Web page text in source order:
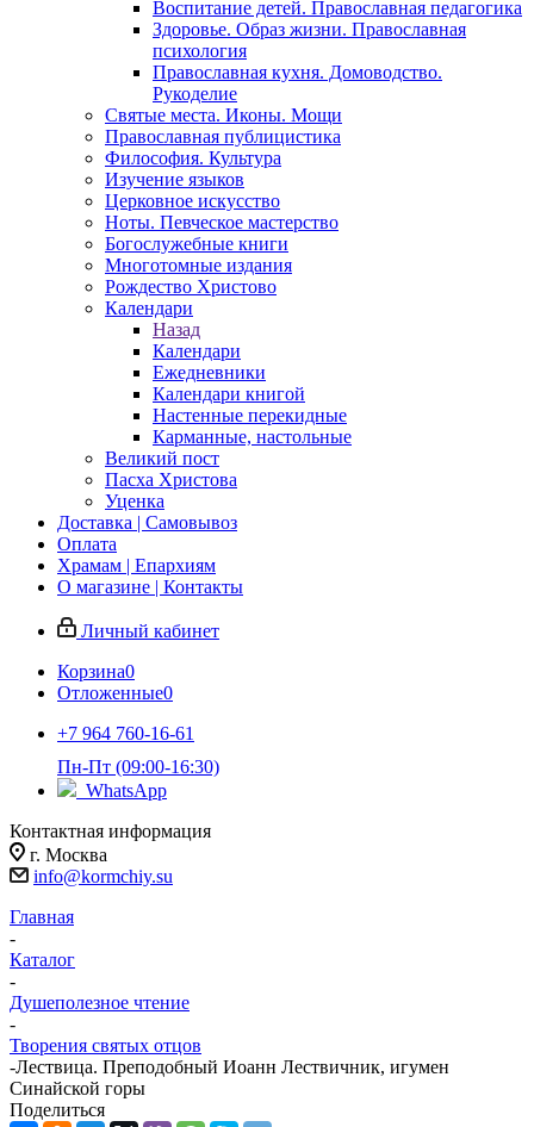
Воспитание детей. Православная педагогика
Здоровье. Образ жизни. Православная
психология
Православная кухня. Домоводство.
Рукоделие
Святые места. Иконы. Мощи
Православная публицистика
Философия. Культура
Изучение языков
Церковное искусство
Ноты. Певческое мастерство
Богослужебные книги
Многотомные издания
Рождество Христово
Календари
Назад
Календари
Ежедневники
Календари книгой
Настенные перекидные
Карманные, настольные
Великий пост
Пасха Христова
Уценка
Доставка | Самовывоз
Оплата
Храмам | Епархиям
О магазине | Контакты
Личный кабинет
Корзина0
Отложенные0
+7 964 760-16-61
Пн-Пт (09:00-16:30)
WhatsApp
Контактная информация
г. Москва
info@kormchiy.su
Главная
-
Каталог
-
Душеполезное чтение
-
Творения святых отцов
-Лествица. Преподобный Иоанн Лествичник, игумен
Синайской горы
Поделиться